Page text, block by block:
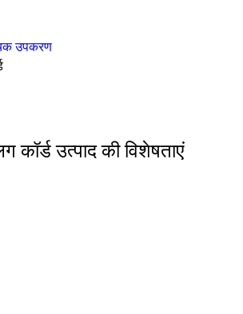
उपकरण
कॉर्ड उत्पाद की विशेषताएं